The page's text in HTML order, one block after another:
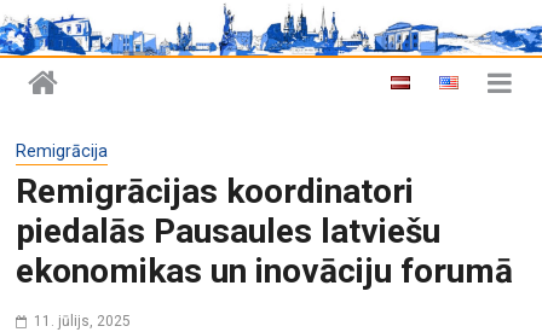
Remigrācija
Remigrācijas koordinatori
piedalās Pausaules latviešu
ekonomikas un inovāciju forumā
11. jūlijs, 2025